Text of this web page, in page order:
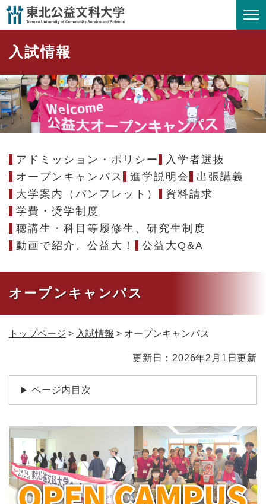
ペ
頭
で
す
。
メニューを飛ばして本文へ
入試情報
アドミッション・ポリシー
入学者選抜
オープンキャンパス
進学説明会
出張講義
大学案内（パンフレット）
資料請求
学費・奨学制度
聴講生・科目等履修生、研究生制度
動画で紹介、公益大！
公益大Q&A
オープンキャンパス
トップページ > 入試情報 > オープンキャンパス
文
更新日：2026年2月1日更新
ページ内目次